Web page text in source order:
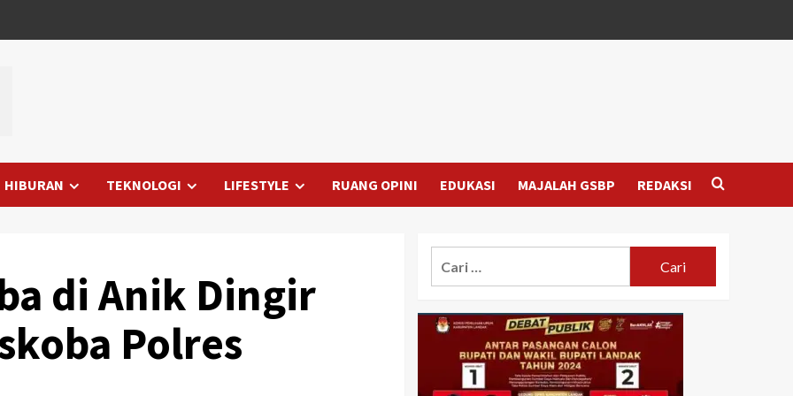
HIBURAN TEKNOLOGI LIFESTYLE RUANG OPINI EDUKASI MAJALAH GSBP REDAKSI
di Anik Dingir
Polres